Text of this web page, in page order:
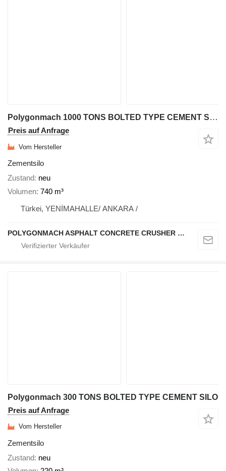
Polygonmach 1000 TONS BOLTED TYPE CEMENT SILO
Preis auf Anfrage
Vom Hersteller
Zementsilo
Zustand neu
Volumen 740 m³
Türkei, YENİMAHALLE/ ANKARA /
POLYGONMACH ASPHALT CONCRETE CRUSHER SYSTEMS
Polygonmach 300 TONS BOLTED TYPE CEMENT SILO
Preis auf Anfrage
Vom Hersteller
Zementsilo
Zustand neu